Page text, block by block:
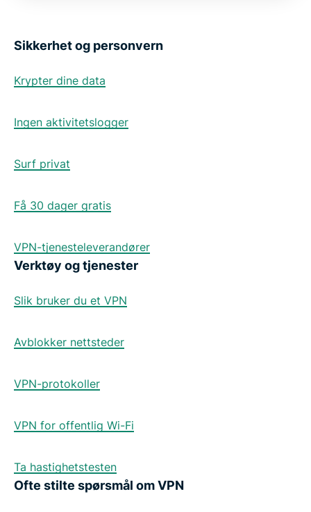
Sikkerhet og personvern
Krypter dine data
Ingen aktivitetslogger
Surf privat
Få 30 dager gratis
VPN-tjenesteleverandører
Verktøy og tjenester
Slik bruker du et VPN
Avblokker nettsteder
VPN-protokoller
VPN for offentlig Wi-Fi
Ta hastighetstesten
Ofte stilte spørsmål om VPN